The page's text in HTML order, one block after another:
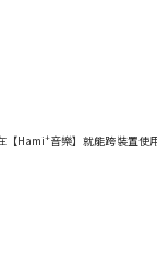
【Hami+音樂】就能跨裝置使